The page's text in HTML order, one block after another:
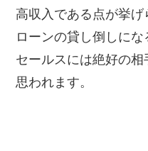
高収入である点が挙げ
ローンの貸し倒しにな
セールスには絶好の
思われます。